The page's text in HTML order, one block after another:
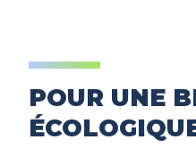
POUR UNE